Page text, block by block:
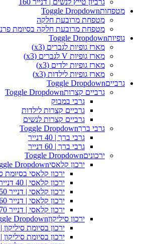
גרביון טייץ לנשים | דנייר 160
מטפחותToggle Dropdown
מטפחת מרובעת חלקה
מטפחת מרובעת חלקה בסיומת פרנזים
גופיות
Toggle Dropdown
מארז גופיות לגברים (x3)
מארז גופיות V לגברים (x3)
מארז גופיות ילדים (x3)
מארז גופיות לילדות (x3)
גרביים Toggle Dropdown
גרביים קצרות Toggle Dropdown
גרבי במבוק
גרביים קצרות לילדות
גרביים קצרות לנשים
גרבי ברךToggle Dropdown
גרבי ברך | 40 דנייר
גרבי ברך | 60 דנייר
ירכוניםToggle Dropdown
ירכון קלאסי Toggle Dropdown
ירכון קלאסי בסיומת סנדל – 20 דנייר
ירכון קלאסי | 40 דנייר
ירכון קלאסי | דנייר 50 – אטום
ירכון קלאסי | דנייר 60
ירכון קלאסי | דנייר 70 – אטום
ירכון סיליקוןToggle Dropdown
ירכון בסיומת סיליקון | דנייר 20
ירכון בסיומת סיליקון | דנייר 40